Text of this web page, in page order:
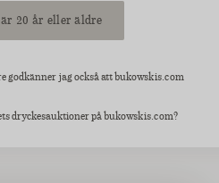
är 20 år eller äldre
godkänner jag också att bukowskis.com
dryckesauktioner på bukowskis.com?